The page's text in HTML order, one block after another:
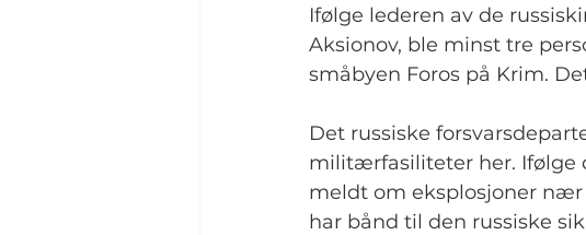
Ifølge lederen av de
Aksionov, ble minst tre
småbyen Foros på Krim.
Det russiske
militærfasiliteter her. Ifølge
meldt om eksplosjoner nær
har bånd til den russiske